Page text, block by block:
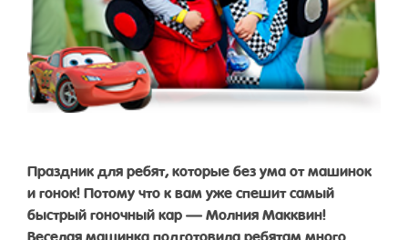
Праздник для ребят, которые без ума от машинок
и гонок! Потому что к вам уже спешит самый
быстрый гоночный кар — Молния Макквин!